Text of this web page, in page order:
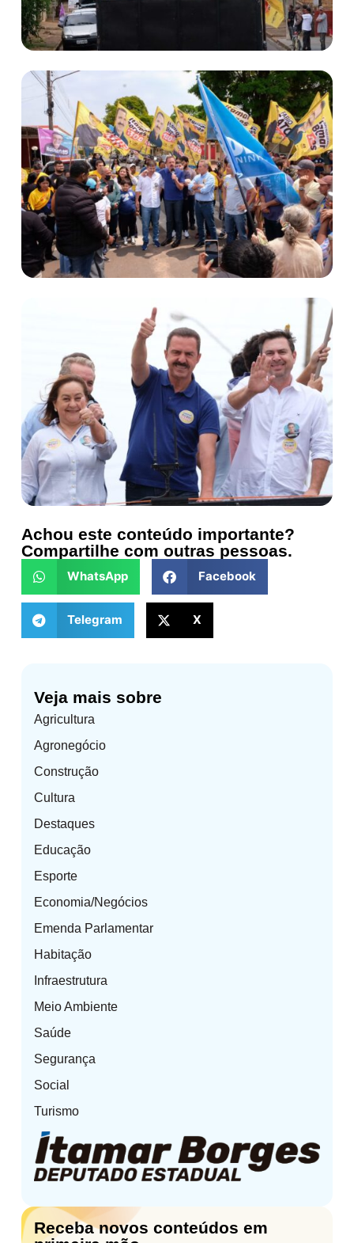
Veja mais sobre
Agricultura
Agronegócio
Construção
Cultura
Destaques
Educação
Esporte
Economia/Negócios
Emenda Parlamentar
Habitação
Infraestrutura
Meio Ambiente
Saúde
Segurança
Social
Turismo
Receba novos conteúdos em
Achou este conteúdo importante?
Compartilhe com outras pessoas.
WhatsApp Facebook
Telegram X